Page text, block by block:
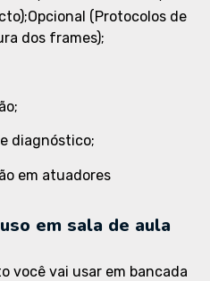
(Protocolos de
dos frames);
diagnóstico;
em atuadores
em sala de aula
você vai usar em bancada